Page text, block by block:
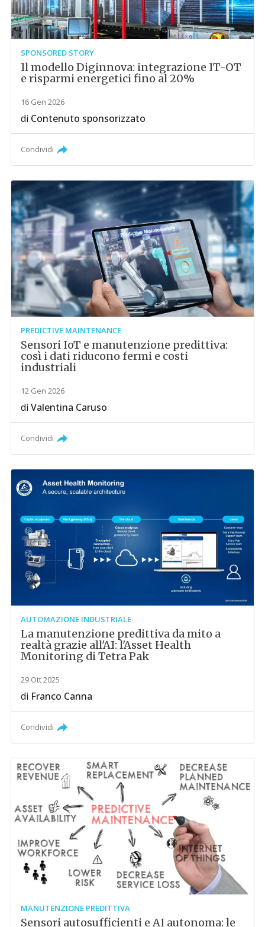
SPONSORED STORY
Il modello Diginnova: integrazione IT-OT
e risparmi energetici fino al 20%
16 Gen 2026
di Contenuto sponsorizzato
Condividi
PREDICTIVE MAINTENANCE
Sensori IoT e manutenzione predittiva:
così i dati riducono fermi e costi
industriali
12 Gen 2026
diValentina Caruso
Condividi
AUTOMAZIONE INDUSTRIALE
La manutenzione predittiva da mito a
realtà grazie all'AI: l'Asset Health
Monitoring di Tetra Pak
29 Ott 2025
di Franco Canna
Condividi
MANUTENZIONE PREDITTIVA
Sensori autosufficienti e AI autonoma: le